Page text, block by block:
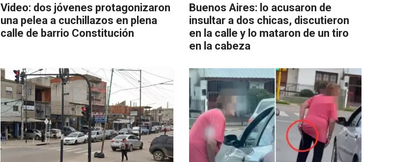
Video: dos jóvenes protagonizaron
una pelea a cuchillazos en plena
calle de barrio Constitución
Buenos Aires: lo acusaron de
insultar a dos chicas, discutieron
en la calle y lo mataron de un tiro
en la cabeza